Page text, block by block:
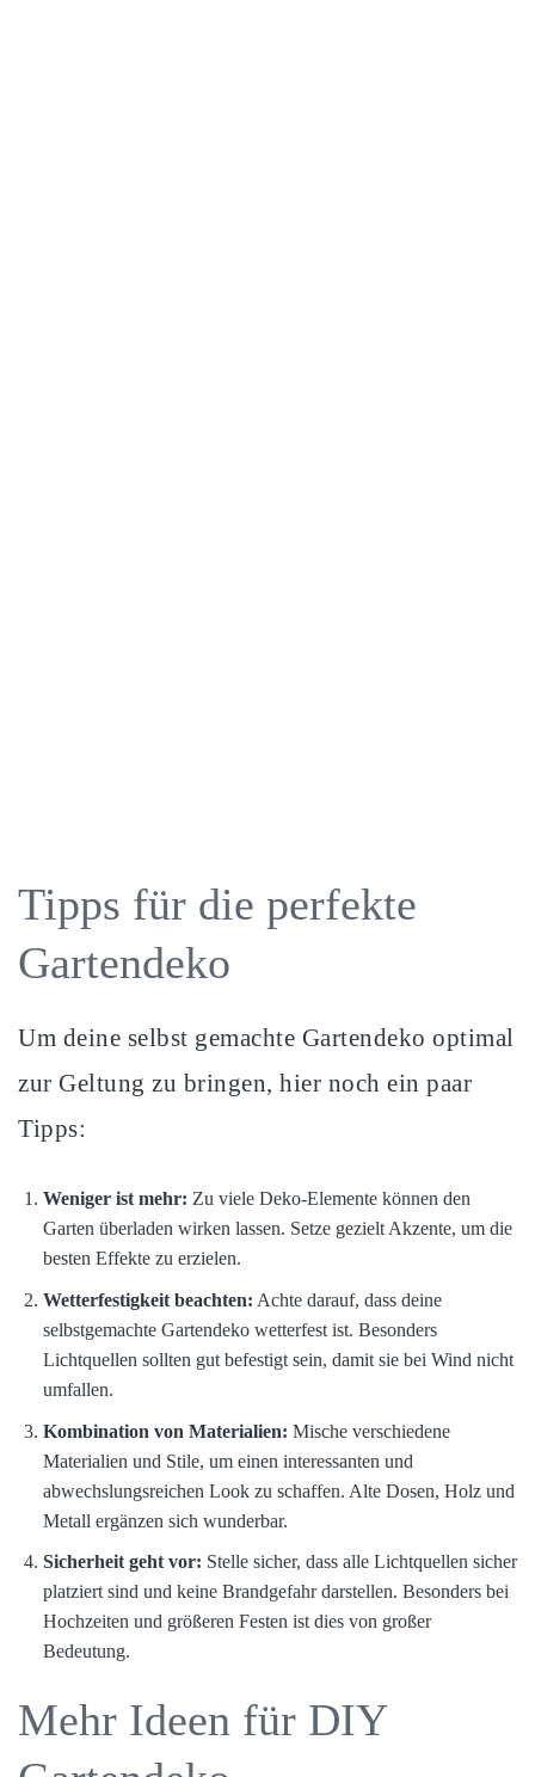
Tipps für die perfekte
Gartendeko
Um deine selbst gemachte Gartendeko optimal
zur Geltung zu bringen, hier noch ein paar
Tipps:
Weniger ist mehr: Zu viele Deko-Elemente können den
Garten überladen wirken lassen. Setze gezielt Akzente, um die
besten Effekte zu erzielen.
Wetterfestigkeit beachten: Achte darauf, dass deine
selbstgemachte Gartendeko wetterfest ist. Besonders
Lichtquellen sollten gut befestigt sein, damit sie bei Wind nicht
umfallen.
Kombination von Materialien: Mische verschiedene
Materialien und Stile, um einen interessanten und
abwechslungsreichen Look zu schaffen. Alte Dosen, Holz und
Metall ergänzen sich wunderbar.
Sicherheit geht vor: Stelle sicher, dass alle Lichtquellen sicher
platziert sind und keine Brandgefahr darstellen. Besonders bei
Hochzeiten und größeren Festen ist dies von großer
Bedeutung.
Mehr Ideen für DIY